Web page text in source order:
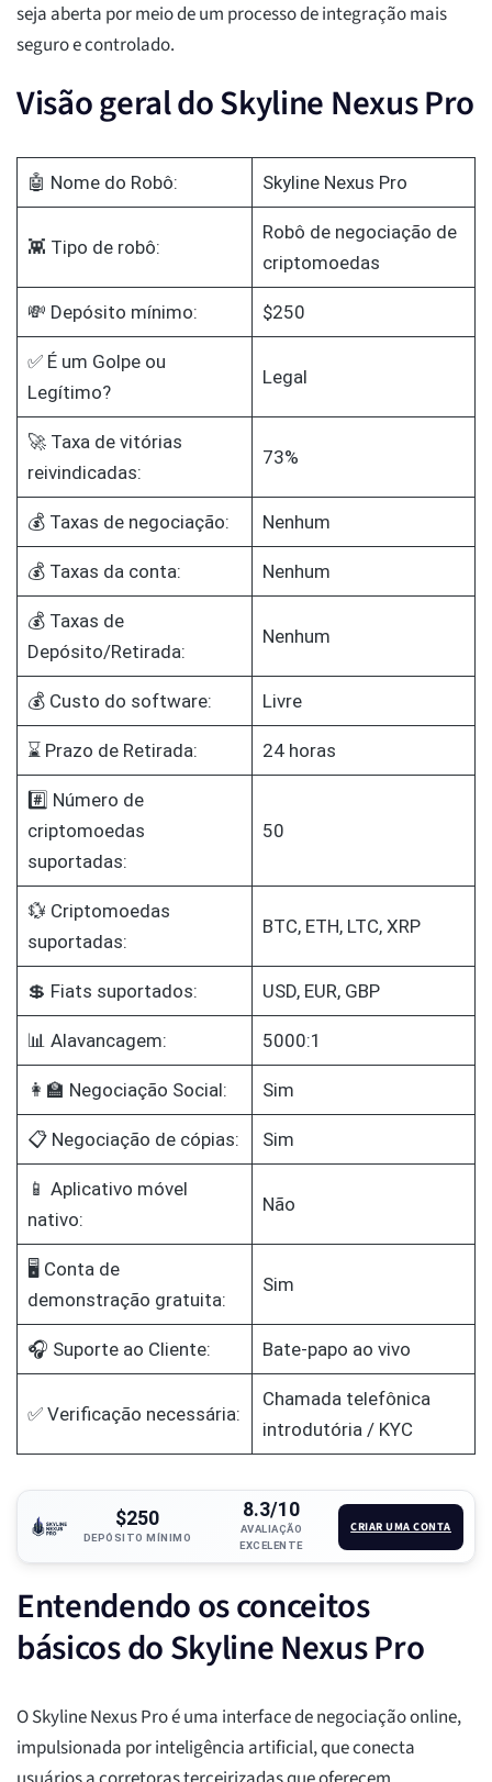
seja aberta por meio de um processo de integração mais
seguro e controlado.
Visão geral do Skyline Nexus Pro
🤖 Nome do Robô: Skyline Nexus Pro
👾 Tipo de robô:
Robô de negociação de
criptomoedas
💸 Depósito mínimo: $250
✅ É um Golpe ou
Legítimo?
Legal
🚀 Taxa de vitórias
reivindicadas:
73%
💰 Taxas de negociação: Nenhum
💰 Taxas da conta: Nenhum
💰 Taxas de
Depósito/Retirada:
Nenhum
💰 Custo do software: Livre
⌛ Prazo de Retirada: 24 horas
#️⃣ Número de
criptomoedas
suportadas:
50
💱 Criptomoedas
suportadas:
BTC, ETH, LTC, XRP
💲 Fiats suportados: USD, EUR, GBP
📊 Alavancagem: 5000:1
👩‍🏫 Negociação Social: Sim
📋 Negociação de cópias: Sim
📱 Aplicativo móvel
nativo:
Não
🖥️ Conta de
demonstração gratuita:
Sim
🎧 Suporte ao Cliente: Bate-papo ao vivo
✅ Verificação necessária:
Chamada telefônica
introdutória / KYC
$250
DEPÓSITO MÍNIMO
8.3/10
AVALIAÇÃO
EXCELENTE
CRIAR UMA CONTA
Entendendo os conceitos
básicos do Skyline Nexus Pro
O Skyline Nexus Pro é uma interface de negociação online,
impulsionada por inteligência artificial, que conecta